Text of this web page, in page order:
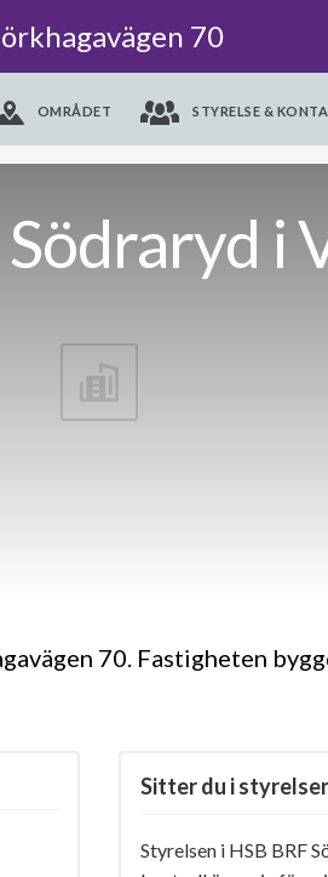
70
OMRÅDET STYRELSE &
Södraryd i
70. Fastigheten
Sitter du i
Styrelsen i HSB BRF